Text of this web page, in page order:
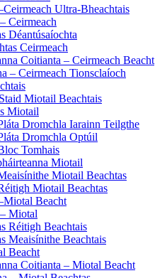
Ultra-Bheachtais
Ceirmeach
Déantúsaíochta
Ceirmeach
Coitianta – Ceirmeach Beacht
– Ceirmeach Tionsclaíoch
Miotail Beachtais
Miotail
Dromchla Iarainn Teilgthe
Dromchla Optúil
Tomhais
Miotail
Miotail Beachtas
Miotail Beachtas
Beacht
Miotal
Réitigh Beachtais
Meaisínithe Beachtais
Beacht
Coitianta – Miotal Beacht